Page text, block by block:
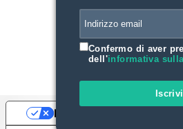
Confermo di aver
dell'informativa
Le tue preferenze